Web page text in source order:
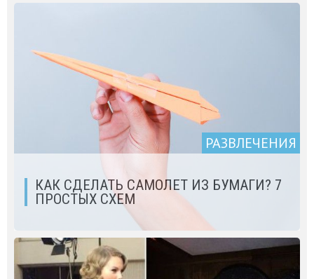
РАЗВЛЕЧЕНИЯ
КАК СДЕЛАТЬ САМОЛЕТ ИЗ БУМАГИ? 7
ПРОСТЫХ СХЕМ